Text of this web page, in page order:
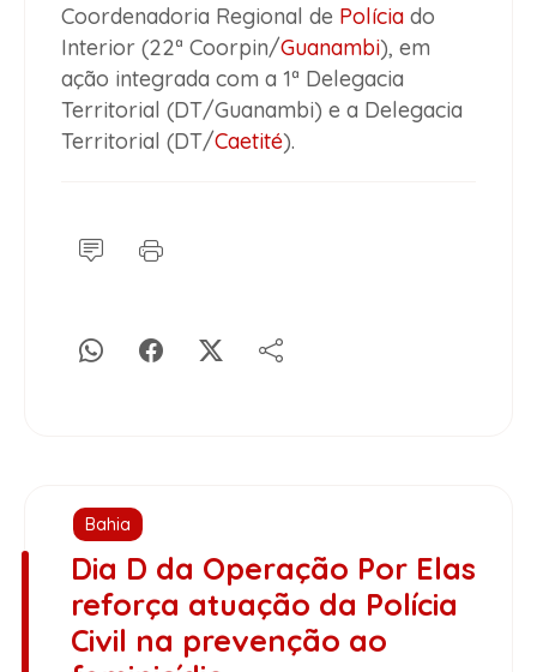
Coordenadoria Regional de Polícia do
Interior (22ª Coorpin/Guanambi), em
ação integrada com a 1ª Delegacia
Territorial (DT/Guanambi) e a Delegacia
Territorial (DT/Caetité).
Bahia
Dia D da Operação Por Elas
reforça atuação da Polícia
Civil na prevenção ao